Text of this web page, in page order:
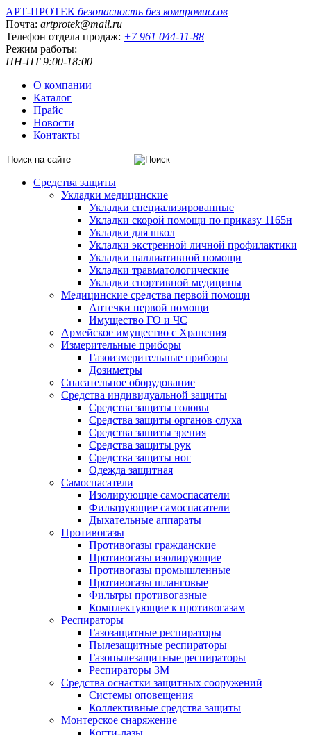
АРТ-ПРОТЕК безопасность без компромиссов
Почта: artprotek@mail.ru
Телефон отдела продаж: +7 961 044-11-88
Режим работы:
ПН-ПТ 9:00-18:00
О компании
Каталог
Прайс
Новости
Контакты
Средства защиты
Укладки медицинские
Укладки специализированные
Укладки скорой помощи по приказу 1165н
Укладки для школ
Укладки экстренной личной профилактики
Укладки паллиативной помощи
Укладки травматологические
Укладки спортивной медицины
Медицинские средства первой помощи
Аптечки первой помощи
Имущество ГО и ЧС
Армейское имущество с Хранения
Измерительные приборы
Газоизмерительные приборы
Дозиметры
Спасательное оборудование
Средства индивидуальной защиты
Средства защиты головы
Средства защиты органов слуха
Средства зашиты зрения
Средства защиты рук
Средства защиты ног
Одежда защитная
Самоспасатели
Изолирующие самоспасатели
Фильтрующие самоспасатели
Дыхательные аппараты
Противогазы
Противогазы гражданские
Противогазы изолирующие
Противогазы промышленные
Противогазы шланговые
Фильтры противогазные
Комплектующие к противогазам
Респираторы
Газозащитные респираторы
Пылезащитные респираторы
Газопылезащитные респираторы
Респираторы ЗМ
Средства оснастки защитных сооружений
Системы оповещения
Коллективные средства защиты
Монтерское снаряжение
Когти-лазы